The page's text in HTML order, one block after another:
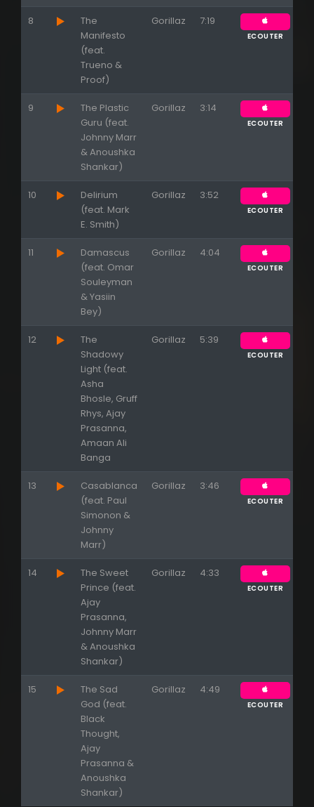
8
The
Manifesto
(feat.
Trueno &
Proof)
Gorillaz 7:19
ECOUTER
9
The Plastic
Guru (feat.
Johnny Marr
& Anoushka
Shankar)
Gorillaz 3:14
ECOUTER
10
Delirium
(feat. Mark
E. Smith)
Gorillaz 3:52
ECOUTER
11
Damascus
(feat. Omar
Souleyman
& Yasiin
Bey)
Gorillaz 4:04
ECOUTER
12
The
Shadowy
Light (feat.
Asha
Bhosle, Gruff
Rhys, Ajay
Prasanna,
Amaan Ali
Banga
Gorillaz 5:39
ECOUTER
13
Casablanca
(feat. Paul
Simonon &
Johnny
Marr)
Gorillaz 3:46
ECOUTER
14
The Sweet
Prince (feat.
Ajay
Prasanna,
Johnny Marr
& Anoushka
Shankar)
Gorillaz 4:33
ECOUTER
15
The Sad
God (feat.
Black
Thought,
Ajay
Prasanna &
Anoushka
Shankar)
Gorillaz 4:49
ECOUTER